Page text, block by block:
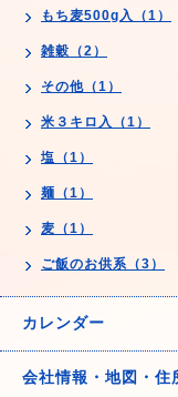
もち麦500g入（1）
雑穀（2）
その他（1）
米３キロ入（1）
塩（1）
麺（1）
麦（1）
ご飯のお供系（3）
カレンダー
会社情報・地図・住